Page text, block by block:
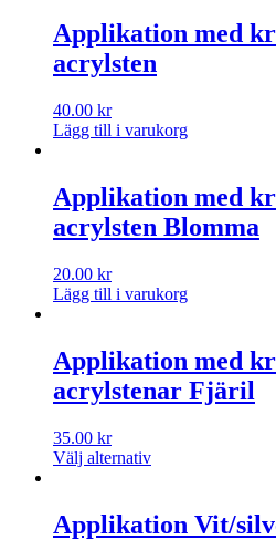
Applikation med
acrylsten
40.00 kr
Lägg till i varukorg
Applikation med
acrylsten Blomma
20.00 kr
Lägg till i varukorg
Applikation med
acrylstenar Fjäril
35.00 kr
Välj alternativ
Applikation Vit/